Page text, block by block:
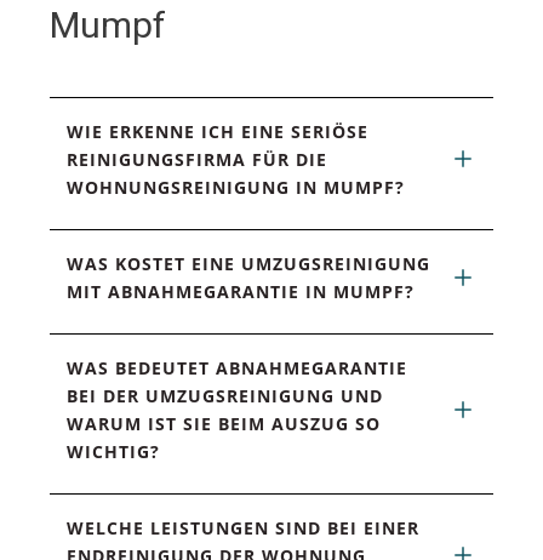
Mumpf
WIE ERKENNE ICH EINE SERIÖSE
REINIGUNGSFIRMA FÜR DIE
WOHNUNGSREINIGUNG IN MUMPF?
WAS KOSTET EINE UMZUGSREINIGUNG
MIT ABNAHMEGARANTIE IN MUMPF?
WAS BEDEUTET ABNAHMEGARANTIE
BEI DER UMZUGSREINIGUNG UND
WARUM IST SIE BEIM AUSZUG SO
WICHTIG?
WELCHE LEISTUNGEN SIND BEI EINER